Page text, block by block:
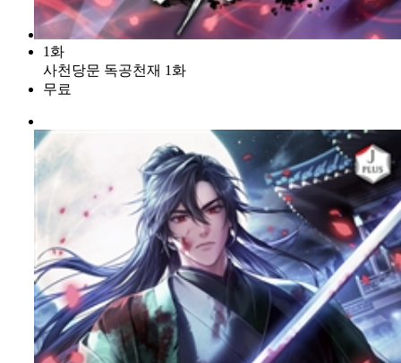
1화
사천당문 독공천재 1화
무료